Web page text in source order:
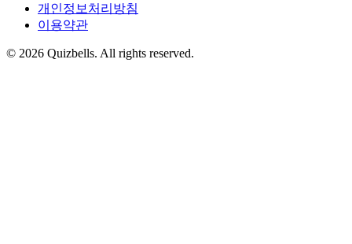
개인정보처리방침
이용약관
© 2026 Quizbells. All rights reserved.